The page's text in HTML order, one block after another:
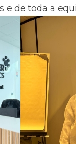
e de toda a